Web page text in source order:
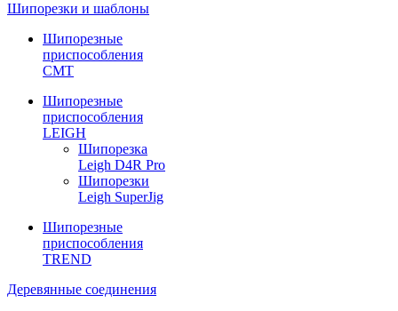
Шипорезки и шаблоны
Шипорезные
приспособления
CMT
Шипорезные
приспособления
LEIGH
Шипорезка
Leigh D4R Pro
Шипорезки
Leigh SuperJig
Шипорезные
приспособления
TREND
Деревянные соединения